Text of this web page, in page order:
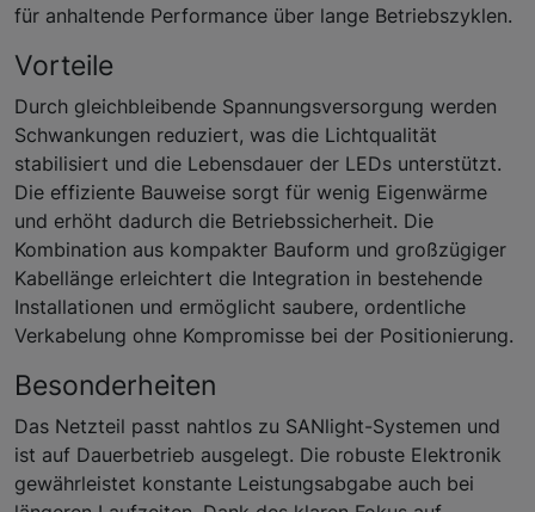
für anhaltende Performance über lange Betriebszyklen.
Vorteile
Durch gleichbleibende Spannungsversorgung werden
Schwankungen reduziert, was die Lichtqualität
stabilisiert und die Lebensdauer der LEDs unterstützt.
Die effiziente Bauweise sorgt für wenig Eigenwärme
und erhöht dadurch die Betriebssicherheit. Die
Kombination aus kompakter Bauform und großzügiger
Kabellänge erleichtert die Integration in bestehende
Installationen und ermöglicht saubere, ordentliche
Verkabelung ohne Kompromisse bei der Positionierung.
Besonderheiten
Das Netzteil passt nahtlos zu SANlight-Systemen und
ist auf Dauerbetrieb ausgelegt. Die robuste Elektronik
gewährleistet konstante Leistungsabgabe auch bei